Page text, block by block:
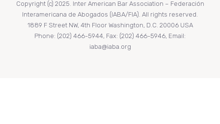
Copyright (c) 2025. Inter American Bar Association – Federación
Interamericana de Abogados (IABA/FIA). All rights reserved.
1889 F Street NW, 4th Floor Washington, D.C. 20006 USA
Phone: (202) 466-5944, Fax: (202) 466-5946, Email:
iaba@iaba.org